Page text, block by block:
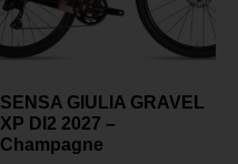
SENSA GIULIA GRAVEL
XP DI2 2027 –
Champagne